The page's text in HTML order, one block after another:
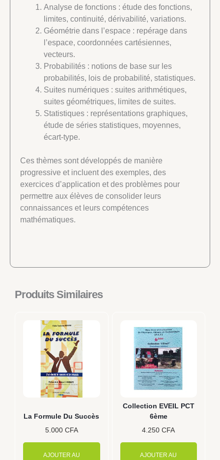
Analyse de fonctions : étude des fonctions,
limites, continuité, dérivabilité, variations.
Géométrie dans l’espace : repérage dans
l’espace, coordonnées cartésiennes,
vecteurs.
Probabilités : notions de base sur les
probabilités, lois de probabilité, statistiques.
Suites numériques : suites arithmétiques,
suites géométriques, limites de suites.
Statistiques : représentations graphiques,
étude de séries statistiques, moyennes,
écart-type.
Ces thèmes sont développés de manière
progressive et incluent des exemples, des
exercices d’application et des problèmes pour
permettre aux élèves de consolider leurs
connaissances et leurs compétences
mathématiques.
Produits Similaires
La Formule Du Succès
5.000 CFA
AJOUTER AU
Collection EVEIL PCT
6ème
4.250CFA
AJOUTER AU